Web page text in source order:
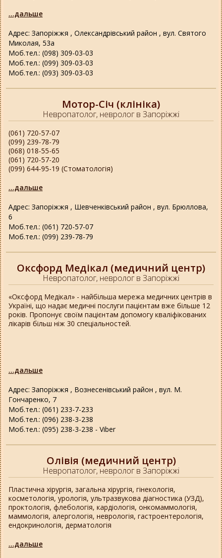
Адрес: Запоріжжя , Олександрівський район , вул. Святого
Миколая, 53а
Моб.тел.: (098) 309-03-03
Моб.тел.: (099) 309-03-03
Моб.тел.: (093) 309-03-03
...дальше
Мотор-Січ (клініка)
Невропатолог, невролог в Запоріжжі
Адрес: Запоріжжя , Шевченківський район , вул. Брюллова,
6
Моб.тел.: (061) 720-57-07
Моб.тел.: (099) 239-78-79
(061) 720-57-07
(099) 239-78-79
(068) 018-55-65
(061) 720-57-20
(099) 644-95-19 (Стоматологія)
...дальше
Оксфорд Медікал (медичний центр)
Невропатолог, невролог в Запоріжжі
Адрес: Запоріжжя , Вознесенівський район , вул. М.
Гончаренко, 7
Моб.тел.: (061) 233-7-233
Моб.тел.: (096) 238-3-238
Моб.тел.: (095) 238-3-238 - Viber
«Оксфорд Медікал» - найбільша мережа медичних центрів в
Україні, що надає медичні послуги пацієнтам вже більше 12
років. Пропонує своїм пацієнтам допомогу кваліфікованих
лікарів більш ніж 30 спеціальностей.
...дальше
Олівія (медичний центр)
Невропатолог, невролог в Запоріжжі
Пластична хірургія, загальна хірургія, гінекологія,
косметологія, урологія, ультразвукова діагностика (УЗД),
проктологія, флебологія, кардіологія, онкомаммологія,
маммологія, алергологія, неврологія, гастроентерологія,
ендокринологія, дерматологія
...дальше